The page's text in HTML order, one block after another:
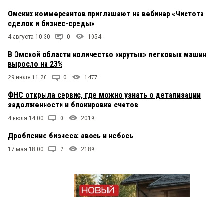
Омских коммерсантов приглашают на вебинар «Чистота
сделок и бизнес-среды»
4 августа 10:30 0 1054
В Омской области количество «крутых» легковых машин
выросло на 23%
29 июля 11:20 0 1477
ФНС открыла сервис, где можно узнать о детализации
задолженности и блокировке счетов
4 июля 14:00 0 2019
Дробление бизнеса: авось и небось
17 мая 18:00 2 2189